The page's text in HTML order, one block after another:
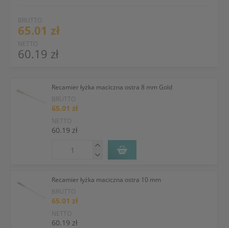
BRUTTO
65.01 zł
NETTO
60.19 zł
Recamier łyżka maciczna ostra 8 mm Gold
BRUTTO
65.01 zł
NETTO
60.19 zł
Recamier łyżka maciczna ostra 10 mm
BRUTTO
65.01 zł
NETTO
60.19 zł